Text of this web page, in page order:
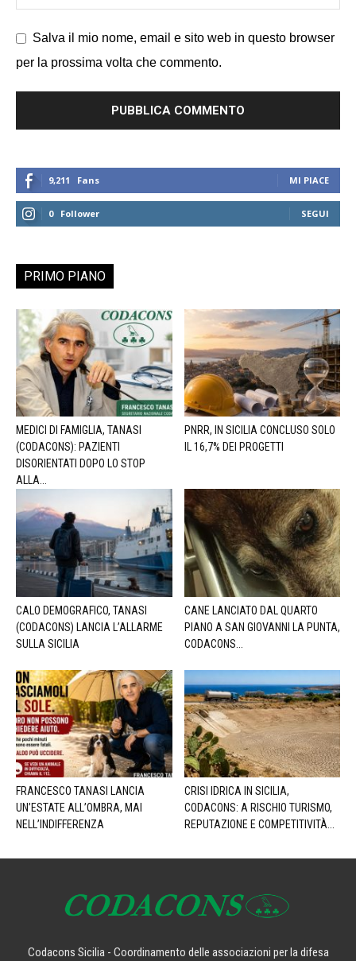
Salva il mio nome, email e sito web in questo browser
per la prossima volta che commento.
9,211 Fans MI PIACE
0 Follower SEGUI
PRIMO PIANO
MEDICI DI FAMIGLIA, TANASI
(CODACONS): PAZIENTI
DISORIENTATI DOPO LO STOP
ALLA...
PNRR, IN SICILIA CONCLUSO SOLO
IL 16,7% DEI PROGETTI
CALO DEMOGRAFICO, TANASI
(CODACONS) LANCIA L’ALLARME
SULLA SICILIA
CANE LANCIATO DAL QUARTO
PIANO A SAN GIOVANNI LA PUNTA,
CODACONS...
FRANCESCO TANASI LANCIA
UN’ESTATE ALL’OMBRA, MAI
NELL’INDIFFERENZA
CRISI IDRICA IN SICILIA,
CODACONS: A RISCHIO TURISMO,
REPUTAZIONE E COMPETITIVITÀ...
Codacons Sicilia - Coordinamento delle associazioni per la difesa